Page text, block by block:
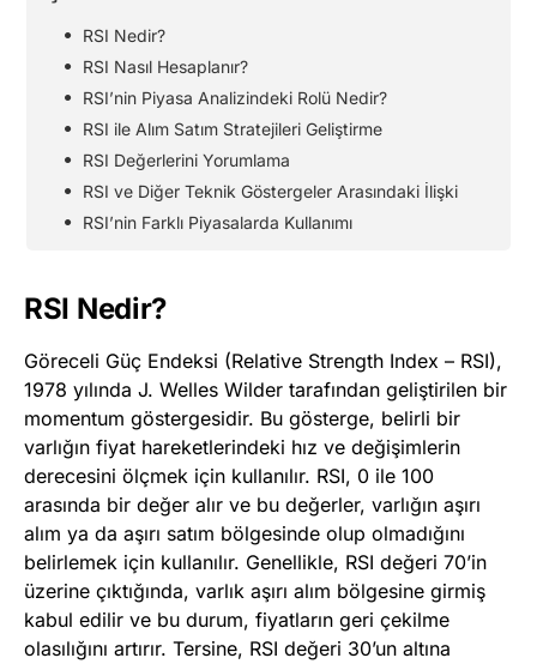
RSI Nedir?
RSI Nasıl Hesaplanır?
RSI’nin Piyasa Analizindeki Rolü Nedir?
RSI ile Alım Satım Stratejileri Geliştirme
RSI Değerlerini Yorumlama
RSI ve Diğer Teknik Göstergeler Arasındaki İlişki
RSI’nin Farklı Piyasalarda Kullanımı
RSI Nedir?
Göreceli Güç Endeksi (Relative Strength Index – RSI),
1978 yılında J. Welles Wilder tarafından geliştirilen bir
momentum göstergesidir. Bu gösterge, belirli bir
varlığın fiyat hareketlerindeki hız ve değişimlerin
derecesini ölçmek için kullanılır. RSI, 0 ile 100
arasında bir değer alır ve bu değerler, varlığın aşırı
alım ya da aşırı satım bölgesinde olup olmadığını
belirlemek için kullanılır. Genellikle, RSI değeri 70’in
üzerine çıktığında, varlık aşırı alım bölgesine girmiş
kabul edilir ve bu durum, fiyatların geri çekilme
olasılığını artırır. Tersine, RSI değeri 30’un altına